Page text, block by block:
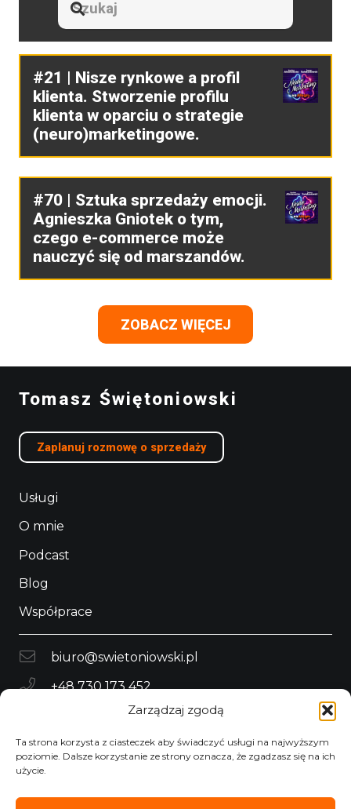
Zarządzaj zgodą
Ta strona korzysta z ciasteczek aby świadczyć usługi na najwyższym
poziomie. Dalsze korzystanie ze strony oznacza, że zgadzasz się na ich
użycie.
#21 | Nisze rynkowe a profil
klienta. Stworzenie profilu
klienta w oparciu o strategie
(neuro)marketingowe.
#70 | Sztuka sprzedaży emocji.
Agnieszka Gniotek o tym,
czego e-commerce może
nauczyć się od marszandów.
ZOBACZ WIĘCEJ
Tomasz Świętoniowski
Zaplanuj rozmowę o sprzedaży
Usługi
O mnie
Podcast
Blog
Współprace
biuro@swietoniowski.pl
+48 730 173 452
Wola Batorska 575
32-007 Wola Batorska